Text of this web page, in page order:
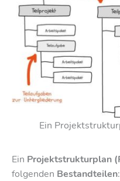
Ein
Ein Projektstrukturplan
folgenden Bestandteilen: